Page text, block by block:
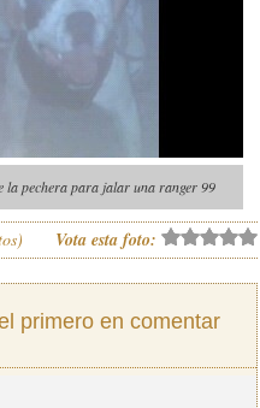
la pechera para jalar una ranger 99
Vota esta foto:
primero en comentar